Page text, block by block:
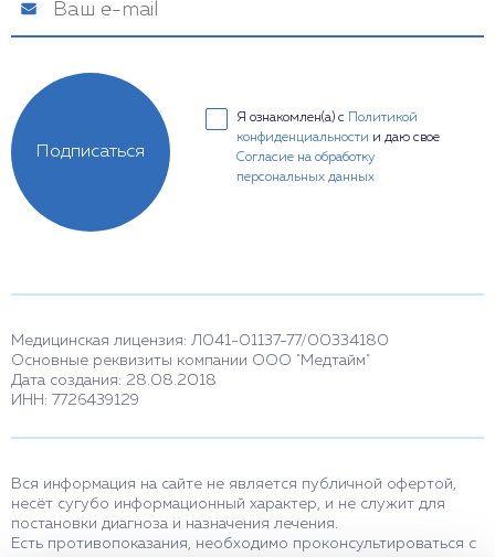
Я ознакомлен(а) с
Политикой
конфиденциальности и даю свое
Согласие на обработку
персональных данных
Подписаться
Медицинская лицензия: Л041-01137-77/00334180
Основные реквизиты компании ООО "Медтайм"
Дата создания: 28.08.2018
ИНН: 7726439129
Вся информация на сайте не является публичной офертой,
несёт сугубо информационный характер, и не служит для
постановки диагноза и назначения лечения.
Есть противопоказания, необходимо проконсультироваться с